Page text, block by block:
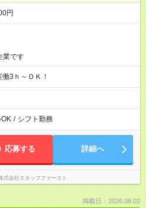
円
業です
3ｈ～ＯＫ！
OK / シフト勤務
応募する 詳細へ
式会社スタッフファースト
掲載日：2026.08.02